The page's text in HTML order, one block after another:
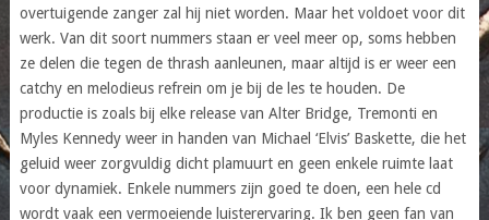
overtuigende zanger zal hij niet worden. Maar het voldoet voor dit
werk. Van dit soort nummers staan er veel meer op, soms hebben
ze delen die tegen de thrash aanleunen, maar altijd is er weer een
catchy en melodieus refrein om je bij de les te houden. De
productie is zoals bij elke release van Alter Bridge, Tremonti en
Myles Kennedy weer in handen van Michael ‘Elvis’ Baskette, die het
geluid weer zorgvuldig dicht plamuurt en geen enkele ruimte laat
voor dynamiek. Enkele nummers zijn goed te doen, een hele cd
wordt vaak een vermoeiende luisterervaring. Ik ben geen fan van